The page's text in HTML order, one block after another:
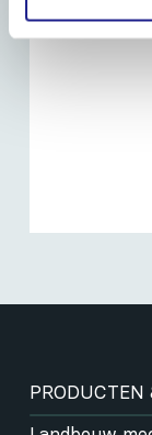
PRODUCTEN